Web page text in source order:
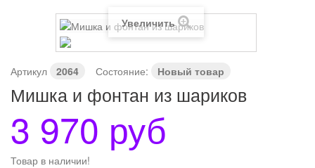
Увеличить
Артикул 2064 Состояние: Новый товар
Мишка и фонтан из шариков
3 970 руб
Товар в наличии!